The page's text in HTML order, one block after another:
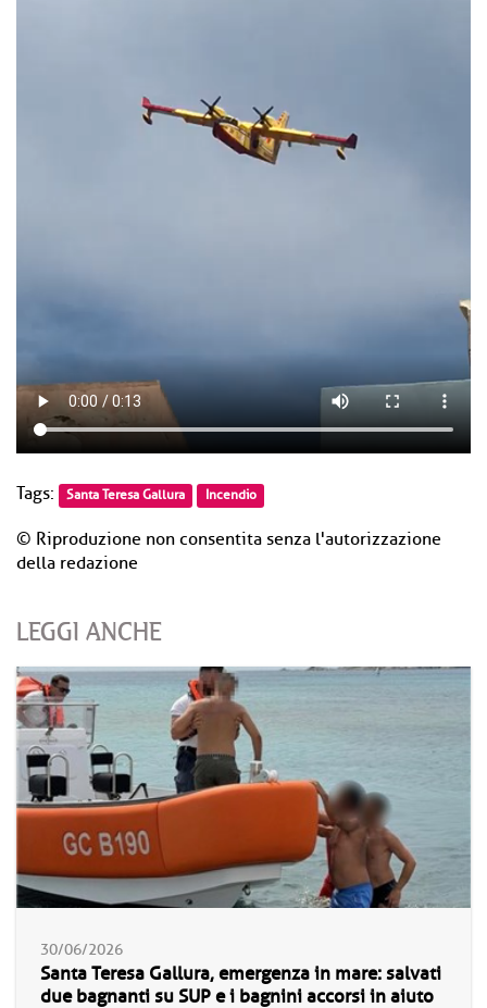
Tags: Santa Teresa Gallura Incendio
© Riproduzione non consentita senza l'autorizzazione
della redazione
LEGGI ANCHE
30/06/2026
Santa Teresa Gallura, emergenza in mare: salvati
due bagnanti su SUP e i bagnini accorsi in aiuto